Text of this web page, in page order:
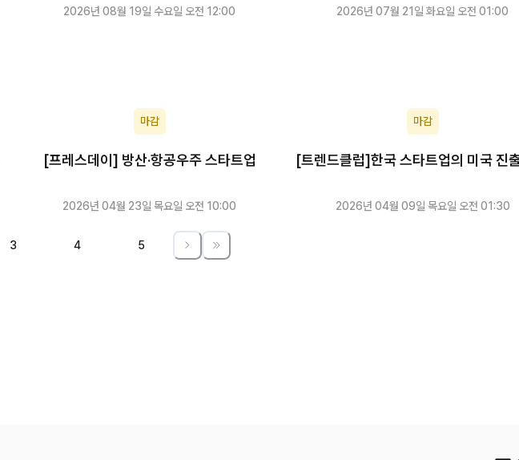
2026년 08월 19일 수요일 오전 12:00 2026년 07월 21일 화요일 오전 01:00
마감
[프레스데이] 방산·항공우주 스타트업
2026년 04월 23일 목요일 오전 10:00
마감
[트렌드클럽]한국 스타트업의 미국 진
2026년 04월 09일 목요일 오전 01:30
3 4 5